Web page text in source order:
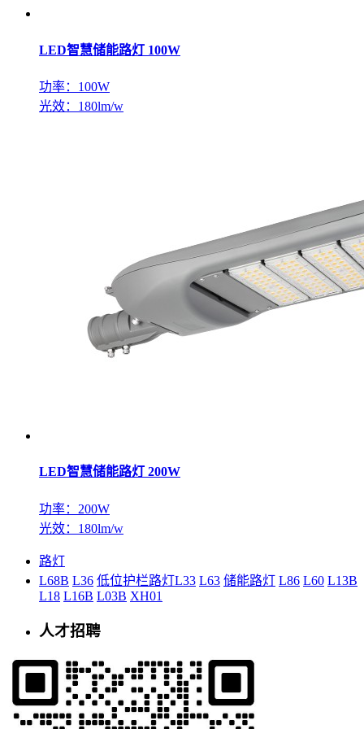
LED智慧储能路灯 100W
功率：100W
光效：180lm/w
LED智慧储能路灯 200W
功率：200W
光效：180lm/w
路灯
L68B L36 低位护栏路灯L33 L63 储能路灯 L86 L60 L13B
L18 L16B L03B XH01
人才招聘